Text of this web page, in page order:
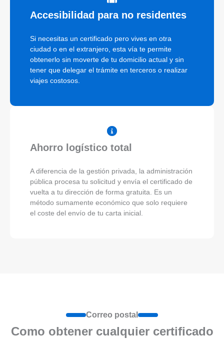
Accesibilidad para no residentes
Si necesitas un certificado pero vives en otra
ciudad o en el extranjero, esta vía te permite
obtenerlo sin moverte de tu domicilio actual y sin
tener que delegar el trámite en terceros o realizar
viajes costosos.
Ahorro logístico total
A diferencia de la gestión privada, la administración
pública procesa tu solicitud y envía el certificado de
vuelta a tu dirección de forma gratuita. Es un
método sumamente económico que solo requiere
el coste del envío de tu carta inicial.
Correo postal
Como obtener cualquier certificado